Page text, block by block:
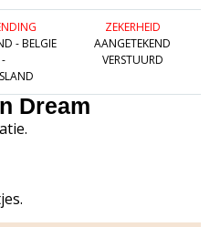
- BELGIE
-
ZEKERHEID
AANGETEKEND
VERSTUURD
Dream